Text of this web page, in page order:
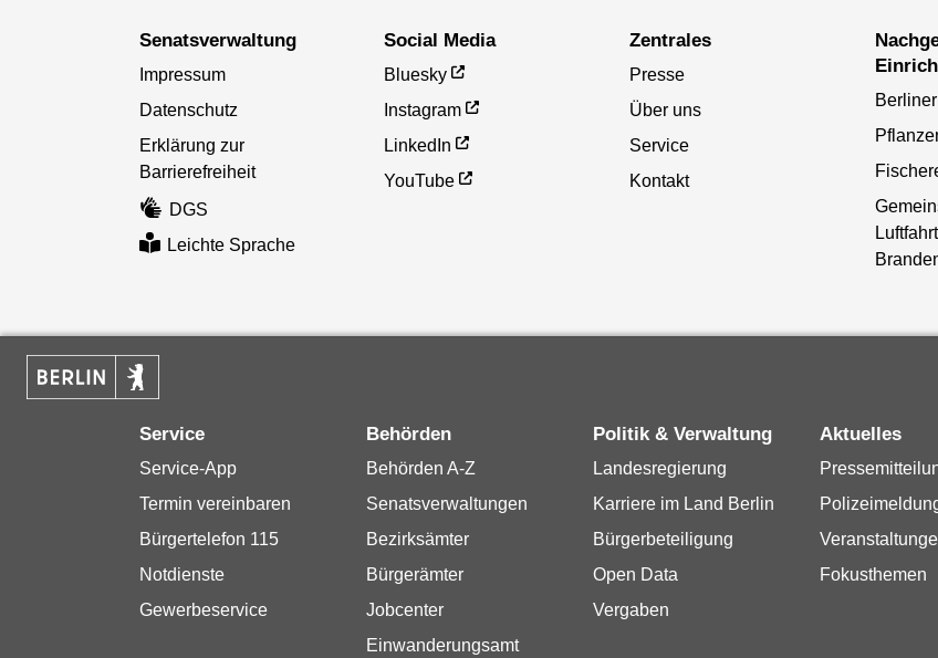
Senatsverwaltung
Impressum
Datenschutz
Erklärung zur
Barrierefreiheit
DGS
Leichte Sprache
Social Media
Bluesky
Instagram
LinkedIn
YouTube
Zentrales
Presse
Über uns
Service
Kontakt
Nachgeordnete
Service
Service-App
Termin vereinbaren
Bürgertelefon 115
Notdienste
Gewerbeservice
Behörden
Behörden A-Z
Senatsverwaltungen
Bezirksämter
Bürgerämter
Jobcenter
Einwanderungsamt
Politik & Verwaltung
Landesregierung
Karriere im Land Berlin
Bürgerbeteiligung
Open Data
Vergaben
Aktuelles
Fokusthemen